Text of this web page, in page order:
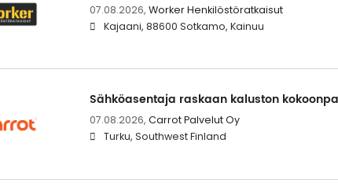
07.08.2026, Worker Henkilöstöratkaisut
Kajaani, 88600 Sotkamo, Kainuu
Sähköasentaja raskaan kaluston
07.08.2026, Carrot Palvelut Oy
Turku, Southwest Finland